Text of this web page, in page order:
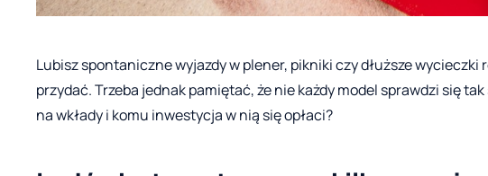
Lubisz spontaniczne wyjazdy w plener, pikniki czy dłuższe
przydać. Trzeba jednak pamiętać, że nie każdy model sprawdzi się
na wkłady i komu inwestycja w nią się opłaci?